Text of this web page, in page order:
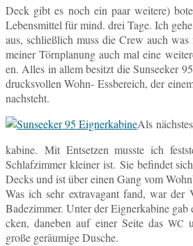
Deck gibt es noch ein paar wei­te­re)
Le­bens­mit­tel für mind. drei Tage. Ich
aus, schließ­lich muss die Crew auch
meiner Törn­pla­nung auch mal eine
en. Alles in allem be­sitzt die Sun­see­ker
drucks­vol­len Wohn- Ess­be­reich, der
nachsteht.
Als
ka­bi­ne. Mit Ent­set­zen musste ich
Schlaf­zim­mer klei­ner ist. Sie be­fin­det
Decks und ist über einen Gang vom
Was ich sehr ex­tra­va­gant fand, war der
Ba­de­zim­mer. Unter der Eig­ner­ka­bi­ne gab
cken, da­ne­ben auf einer Seite dasWC
große ge­räu­mi­ge Dusche.